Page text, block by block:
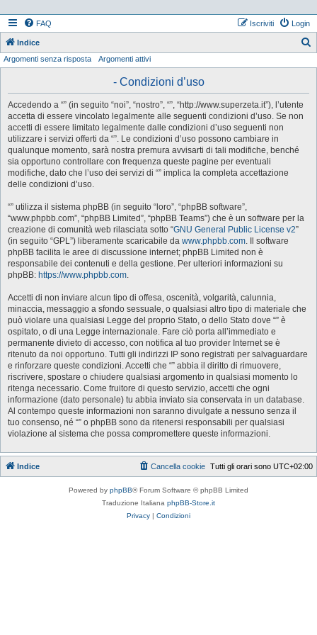
FAQ Login
Iscriviti
Indice
Argomenti senza risposta Argomenti attivi
- Condizioni d’uso
Accedendo a “” (in seguito “noi”, “nostro”, “”, “http://www.superzeta.it”), l’utente
accetta di essere vincolato legalmente alle seguenti condizioni d’uso. Se non
accetti di essere limitato legalmente dalle condizioni d’uso seguenti non
utilizzare i servizi offerti da “”. Le condizioni d’uso possono cambiare in
qualunque momento, sarà nostra premura avvisarti di tali modifiche, benché
sia opportuno controllare con frequenza queste pagine per eventuali
modifiche, dato che l’uso dei servizi di “” implica la completa accettazione
delle condizioni d’uso.
“” utilizza il sistema phpBB (in seguito “loro”, “phpBB software”,
“www.phpbb.com”, “phpBB Limited”, “phpBB Teams”) che è un software per la
creazione di comunità web rilasciata sotto “GNU General Public License v2”
(in seguito “GPL”) liberamente scaricabile da www.phpbb.com. Il software
phpBB facilita le aree di discussione internet; phpBB Limited non è
responsabile dei contenuti e della gestione. Per ulteriori informazioni su
phpBB: https://www.phpbb.com.
Accetti di non inviare alcun tipo di offesa, oscenità, volgarità, calunnia,
minaccia, messaggio a sfondo sessuale, o qualsiasi altro tipo di materiale che
può violare una qualsiasi Legge del proprio Stato, o dello Stato dove “” è
ospitato, o di una Legge internazionale. Fare ciò porta all’immediato e
permanente divieto di accesso, con notifica al tuo provider Internet se è
ritenuto da noi opportuno. Tutti gli indirizzi IP sono registrati per salvaguardare
e rinforzare queste condizioni. Accetti che “” abbia il diritto di rimuovere,
riscrivere, spostare o chiudere qualsiasi argomento in qualsiasi momento lo
ritenga necessario. Come fruitore di questo servizio, accetti che ogni
informazione (dato personale) tu abbia inviato sia conservata in un database.
Al contempo queste informazioni non saranno divulgate a nessuno senza il
tuo consenso, né “” o phpBB sono da ritenersi responsabili per qualsiasi
violazione al sistema che possa compromettere queste informazioni.
Indice Tutti gli orari sono UTC+02:00
Cancella cookie
Powered by phpBB® Forum Software © phpBB Limited
Traduzione Italiana phpBB-Store.it
Privacy | Condizioni